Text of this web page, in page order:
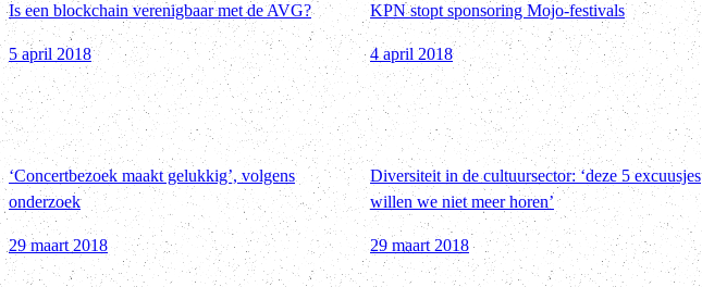
Is een blockchain verenigbaar met de AVG?
5 april 2018
KPN stopt sponsoring Mojo-festivals
4 april 2018
‘Concertbezoek maakt gelukkig’, volgens
onderzoek
29 maart 2018
Diversiteit in de cultuursector: ‘deze 5 excuusjes
willen we niet meer horen’
29 maart 2018